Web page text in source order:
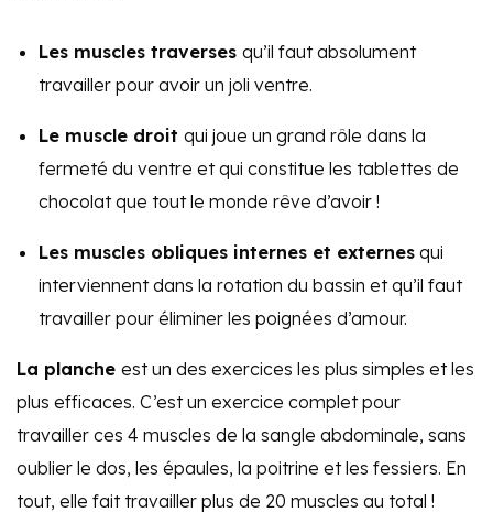
Les muscles traverses qu’il faut absolument
travailler pour avoir un joli ventre.
Le muscle droit qui joue un grand rôle dans la
fermeté du ventre et qui constitue les tablettes de
chocolat que tout le monde rêve d’avoir !
Les muscles obliques internes et externes qui
interviennent dans la rotation du bassin et qu’il faut
travailler pour éliminer les poignées d’amour.
La planche est un des exercices les plus simples et les
plus efficaces. C’est un exercice complet pour
travailler ces 4 muscles de la sangle abdominale, sans
oublier le dos, les épaules, la poitrine et les fessiers. En
tout, elle fait travailler plus de 20 muscles au total !